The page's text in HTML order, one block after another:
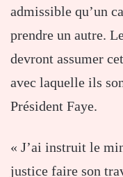
admissible qu’un
prendre un autre.
devront assumer
avec laquelle ils
Président Faye.
« J’ai instruit le
justice faire son